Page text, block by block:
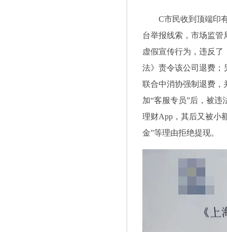
C市民收到顶端印
台举报线索，市场监
虚假宣传行为，违反
法》责令该公司退费；
联合中消协强制退费，
加“客服专员”后，被
理财App，其后又被小
金”等理由拒绝提现。